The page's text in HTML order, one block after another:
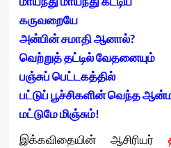
கருவறையே
அன்பின்சமாதிஆனால்?
வெற்றுத்தட்டில்வேதனையும்
பஞ்சுப்பெட்டகத்தில்
பட்டுப்பூச்சிகளின்வெந்த
மட்டுமேமிஞ்சும்!
இக்கவிதையின் ஆசிரியர்